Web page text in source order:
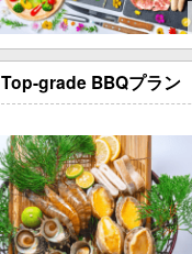
Top-grade BBQプラン